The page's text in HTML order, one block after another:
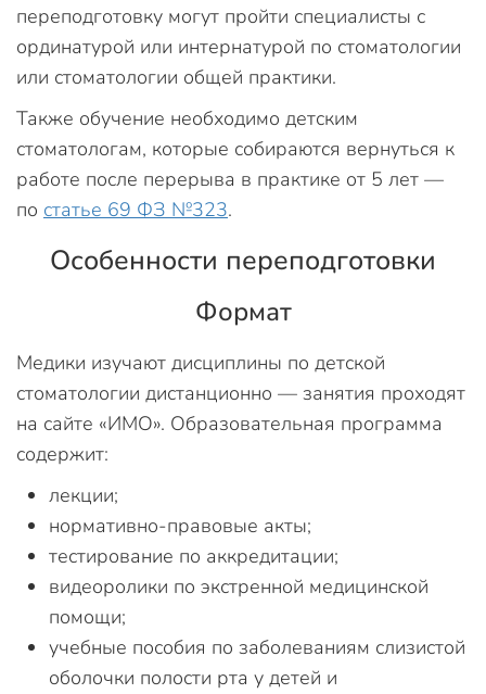
переподготовку могут пройти специалисты с
ординатурой или интернатурой по стоматологии
или стоматологии общей практики.
Также обучение необходимо детским
стоматологам, которые собираются вернуться к
работе после перерыва в практике от 5 лет —
по статье 69 ФЗ №323.
Особенности переподготовки
Формат
Медики изучают дисциплины по детской
стоматологии дистанционно — занятия проходят
на сайте «ИМО». Образовательная программа
содержит:
лекции;
нормативно-правовые акты;
тестирование по аккредитации;
видеоролики по экстренной медицинской
помощи;
учебные пособия по заболеваниям слизистой
оболочки полости рта у детей и